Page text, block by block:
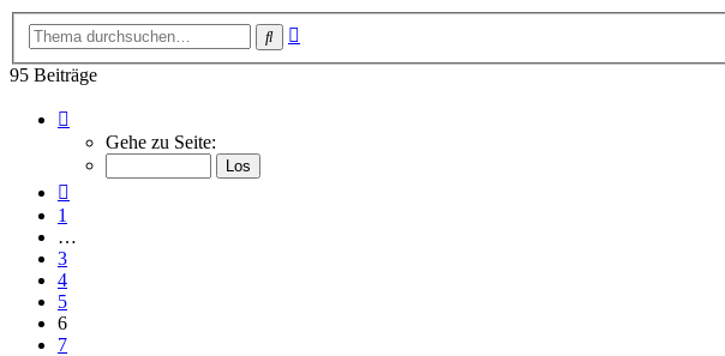
Suche
95 Beiträge
von
Gehe zu Seite:
1
…
3
4
5
6
7